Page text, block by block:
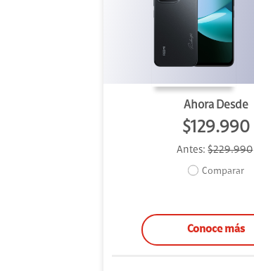
Ahora Desde
$129.990
Antes:$229.990
Comparar
Conoce más